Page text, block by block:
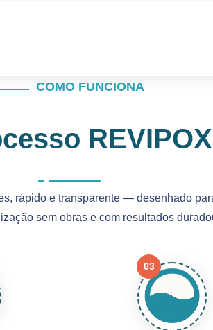
COMO FUNCIONA
REVIPOX
rápido e transparente — desenhado
sem obras e com resultados
03